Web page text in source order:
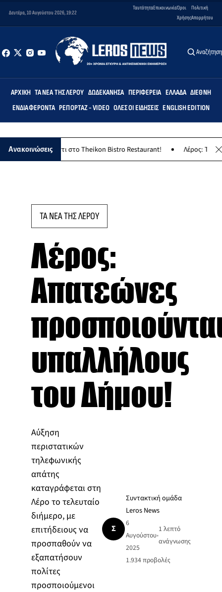
Δευτέρα, 10 Αυγούστου 2026, 19:22
ΤαυτότηταΕπικοινωνίαΌροι
Χρήσης
Πολιτική
Απορρήτου
Αναζήτηση
ΑΡΧΙΚΉ ΤΑ ΝΈΑ ΤΗΣ ΛΈΡΟΥ ΔΩΔΕΚΆΝΗΣΑ ΠΕΡΙΦΈΡΕΙΑ ΕΛΛΆΔΑ ΔΙΕΘΝΉ
ΕΝΔΙΑΦΈΡΟΝΤΑ ΡΕΠΟΡΤΆΖ - VIDEO ΌΛΕΣ ΟΙ ΕΙΔΉΣΕΙΣ ENGLISH EDITION
Ανακοινώσειςγλέντι στο Theikon Bistro Restaurant! Λέρος: Το
ΤΑ ΝΕΑ ΤΗΣ ΛΕΡΟΥ
Λέρος:
Απατεώνες
υπαλλήλους
του Δήμου!
Αύξηση
περιστατικών
τηλεφωνικής
απάτης
καταγράφεται στη
Λέρο το τελευταίο
διήμερο, με
επιτήδειους να
προσπαθούν να
εξαπατήσουν
πολίτες
προσποιούμενοι
Σ
Συντακτική ομάδα
Leros News
6
Αυγούστου
2025
•
1 λεπτό
ανάγνωσης
1.934προβολές